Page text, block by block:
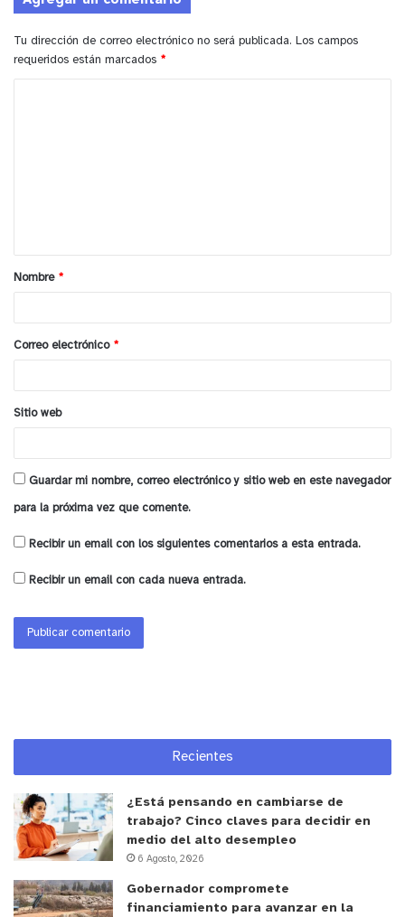
Tu dirección de correo electrónico no será publicada. Los campos
requeridos están marcados *
a
r
*
Nombre *
Correo electrónico *
Sitio web
Guardar mi nombre, correo electrónico y sitio web en este navegador
para la próxima vez que comente.
Recibir un email con los siguientes comentarios a esta entrada.
Recibir un email con cada nueva entrada.
Recientes
¿Está pensando en cambiarse de
trabajo? Cinco claves para decidir en
medio del alto desempleo
6 Agosto, 2026
Gobernador compromete
financiamiento para avanzar en la